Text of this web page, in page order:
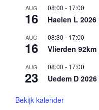
AUG
16
08:00 - 17:00
Haelen L
AUG
16
08:30 - 17:00
Vlierden 92km
AUG
23
08:00 - 17:00
Uedem D
Bekijk kalender